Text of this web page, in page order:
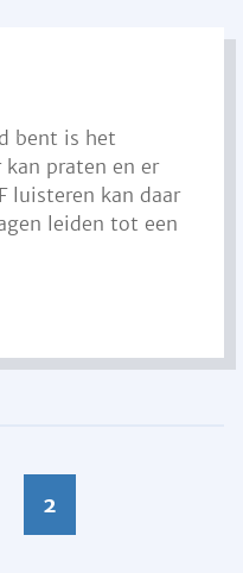
bent is het
praten en er
luisteren kan daar
leiden tot een
2